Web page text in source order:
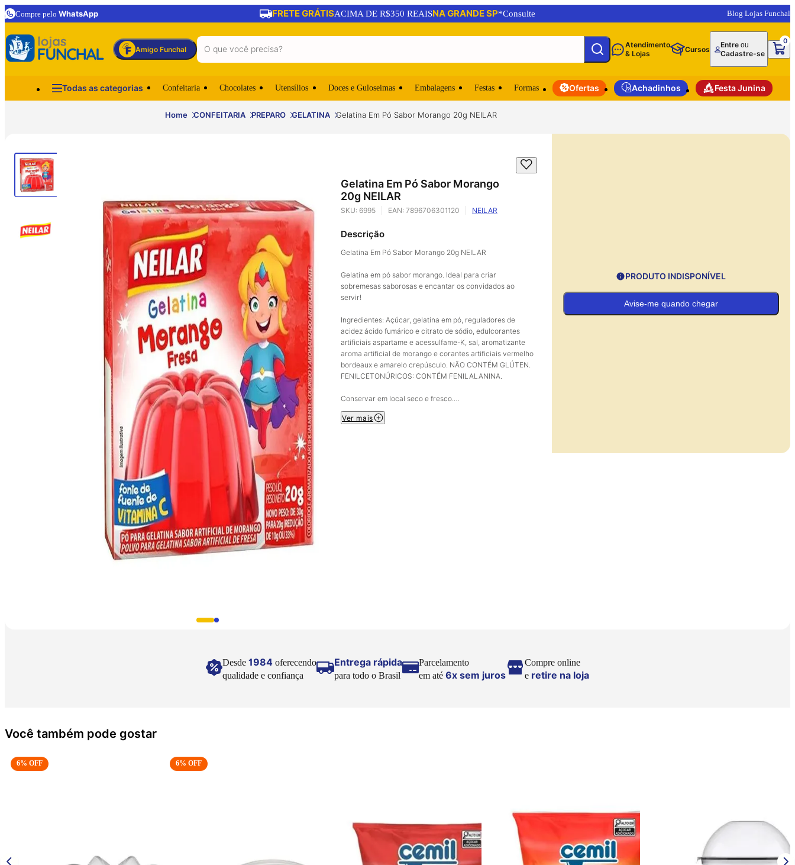
Compre pelo WhatsApp FRETE GRÁTISACIMA DE R$350 REAISNA GRANDE SP*Consulte Blog Lojas Funchal
Amigo Funchal
Atendimento
& Lojas
Cursos Entreou
Cadastre-se
0
Todas as categorias Confeitaria Chocolates Utensílios Doces e Guloseimas Embalagens Festas Formas Ofertas Achadinhos Festa Junina
Home CONFEITARIA PREPARO GELATINA Gelatina Em Pó Sabor Morango 20g NEILAR
Gelatina Em Pó Sabor Morango
20g NEILAR
SKU: 6995 EAN: 7896706301120 NEILAR
Descrição
Gelatina Em Pó Sabor Morango 20g NEILAR
Gelatina em pó sabor morango. Ideal para criar
sobremesas saborosas e encantar os convidados ao
servir!
Ingredientes: Açúcar, gelatina em pó, reguladores de
acidez ácido fumárico e citrato de sódio, edulcorantes
artificiais aspartame e acessulfame-K, sal, aromatizante
aroma artificial de morango e corantes artificiais vermelho
bordeaux e amarelo crepúsculo. NÃO CONTÉM GLÚTEN.
FENILCETONÚRICOS: CONTÉM FENILALANINA.
Conservar em local seco e fresco.
Imagem meramente ilustrativa.
Ver mais
PRODUTO INDISPONÍVEL
Avise-me quando chegar
Desde 1984 oferecendo
qualidade e confiança
Entrega rápida
para todo o Brasil
Parcelamento
em até 6x sem juros
Compre online
e retire na loja
Você também pode gostar
6% OFF 6% OFF